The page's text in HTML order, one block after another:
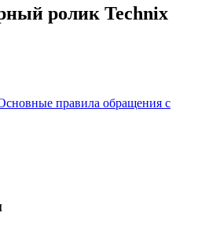
ролик Technix
правила обращения с